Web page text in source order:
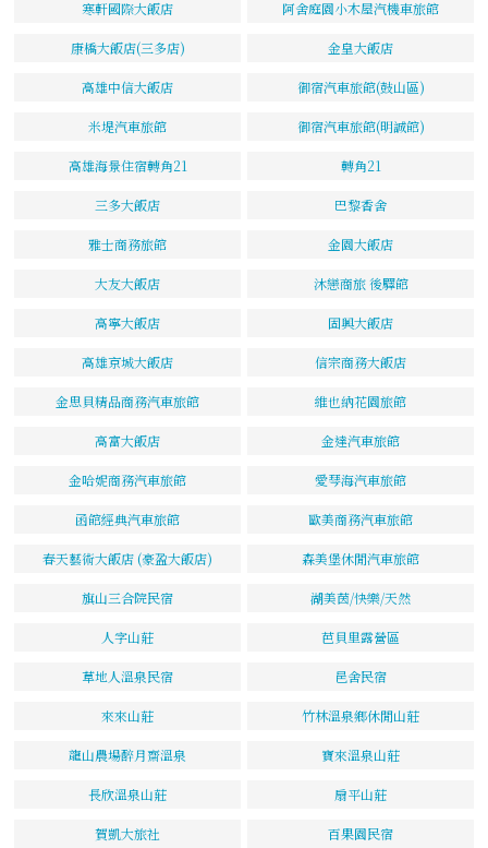
寒軒國際大飯店 阿舍庭園小木屋汽機車旅館
康橋大飯店(三多店) 金皇大飯店
高雄中信大飯店 御宿汽車旅館(鼓山區)
米堤汽車旅館 御宿汽車旅館(明誠館)
高雄海景住宿轉角21 轉角21
三多大飯店 巴黎香舍
雅士商務旅館 金園大飯店
大友大飯店 沐戀商旅 後驛館
高寧大飯店 固興大飯店
高雄京城大飯店 信宗商務大飯店
金思貝精品商務汽車旅館 維也納花園旅館
高富大飯店 金達汽車旅館
金哈妮商務汽車旅館 愛琴海汽車旅館
函館經典汽車旅館 歐美商務汽車旅館
春天藝術大飯店 (豪盈大飯店) 森美堡休閒汽車旅館
旗山三合院民宿 湖美茵/快樂/天然
人字山莊 芭貝里露營區
草地人溫泉民宿 邑舍民宿
來來山莊 竹林溫泉鄉休閒山莊
龍山農場醉月齋溫泉 寶來溫泉山莊
長欣溫泉山莊 扇平山莊
賀凱大旅社 百果園民宿